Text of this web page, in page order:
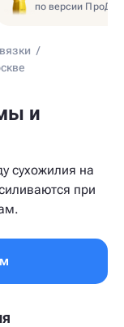
по версии
/
и
сухожилия на
при